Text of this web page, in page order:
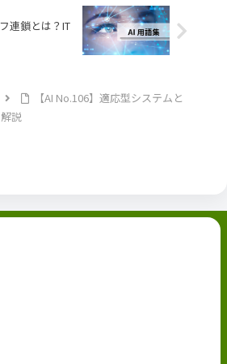
連鎖とは？IT
【AI No.106】適応型システムと
説